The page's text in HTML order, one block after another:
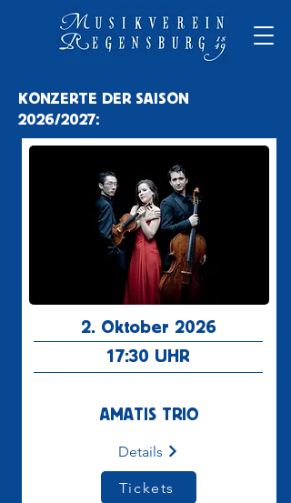
KONZERTE DER SAISON
2026/2027:
2. Oktober 2026
17:30 UHR
AMATIS TRIO
Details
Tickets